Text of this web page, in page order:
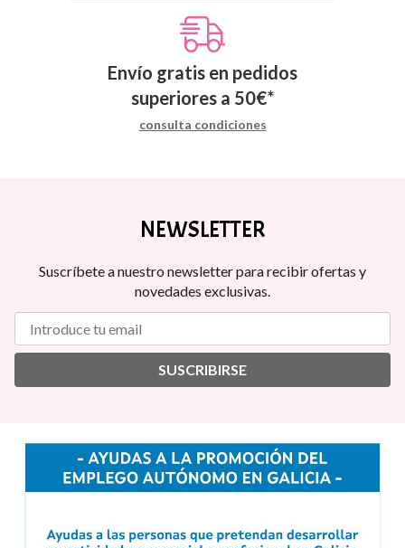
Envío gratis en pedidos
superiores a 50€*
consulta condiciones
NEWSLETTER
Suscríbete a nuestro newsletter para recibir ofertas y
novedades exclusivas.
SUSCRIBIRSE